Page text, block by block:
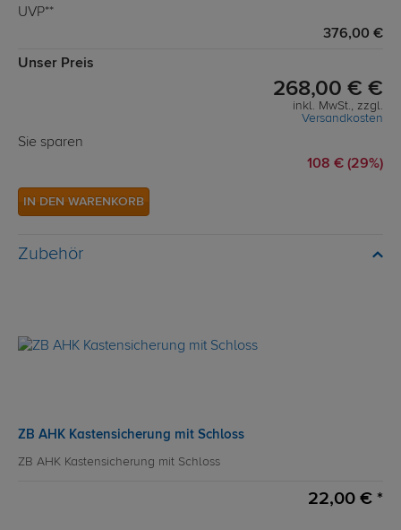
UVP**
376,00 €
Unser Preis
268,00 € €
inkl. MwSt., zzgl.
Versandkosten
Sie sparen
108 € (29%)
IN DEN WARENKORB
Zubehör
ZB AHK Kastensicherung mit Schloss
ZB AHK Kastensicherung mit Schloss
22,00 € *